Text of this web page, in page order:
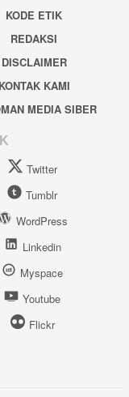
KODE ETIK
REDAKSI
DISCLAIMER
KONTAK KAMI
MEDIA SIBER
Twitter
Tumblr
WordPress
Linkedin
Myspace
Youtube
Flickr